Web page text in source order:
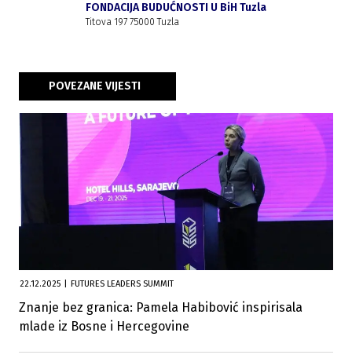
FONDACIJA BUDUĆNOSTI U BiH Tuzla
Titova 197 75000 Tuzla
POVEZANE VIJESTI
22.12.2025 FUTURES LEADERS SUMMIT
Znanje bez granica: Pamela Habibović inspirisala
mlade iz Bosne i Hercegovine